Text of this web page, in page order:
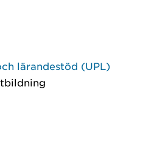
lärandestöd (UPL)